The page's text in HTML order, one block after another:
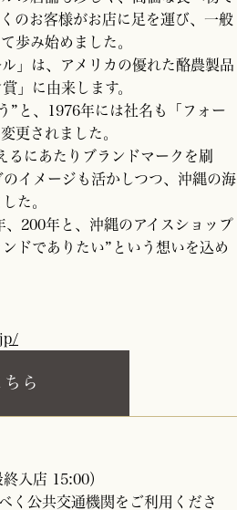
のお客様がお店に足を運び、一般
歩み始めました。
」は、アメリカの優れた酪農製品
」に由来します。
”と、1976年には社名も「フォー
更されました。
るにあたりブランドマークを刷
イメージも活かしつつ、沖縄の海
た。
、200年と、沖縄のアイスショップ
ドでありたい”という想いを込め
ら
入店 15:00）
く公共交通機関をご利用くださ